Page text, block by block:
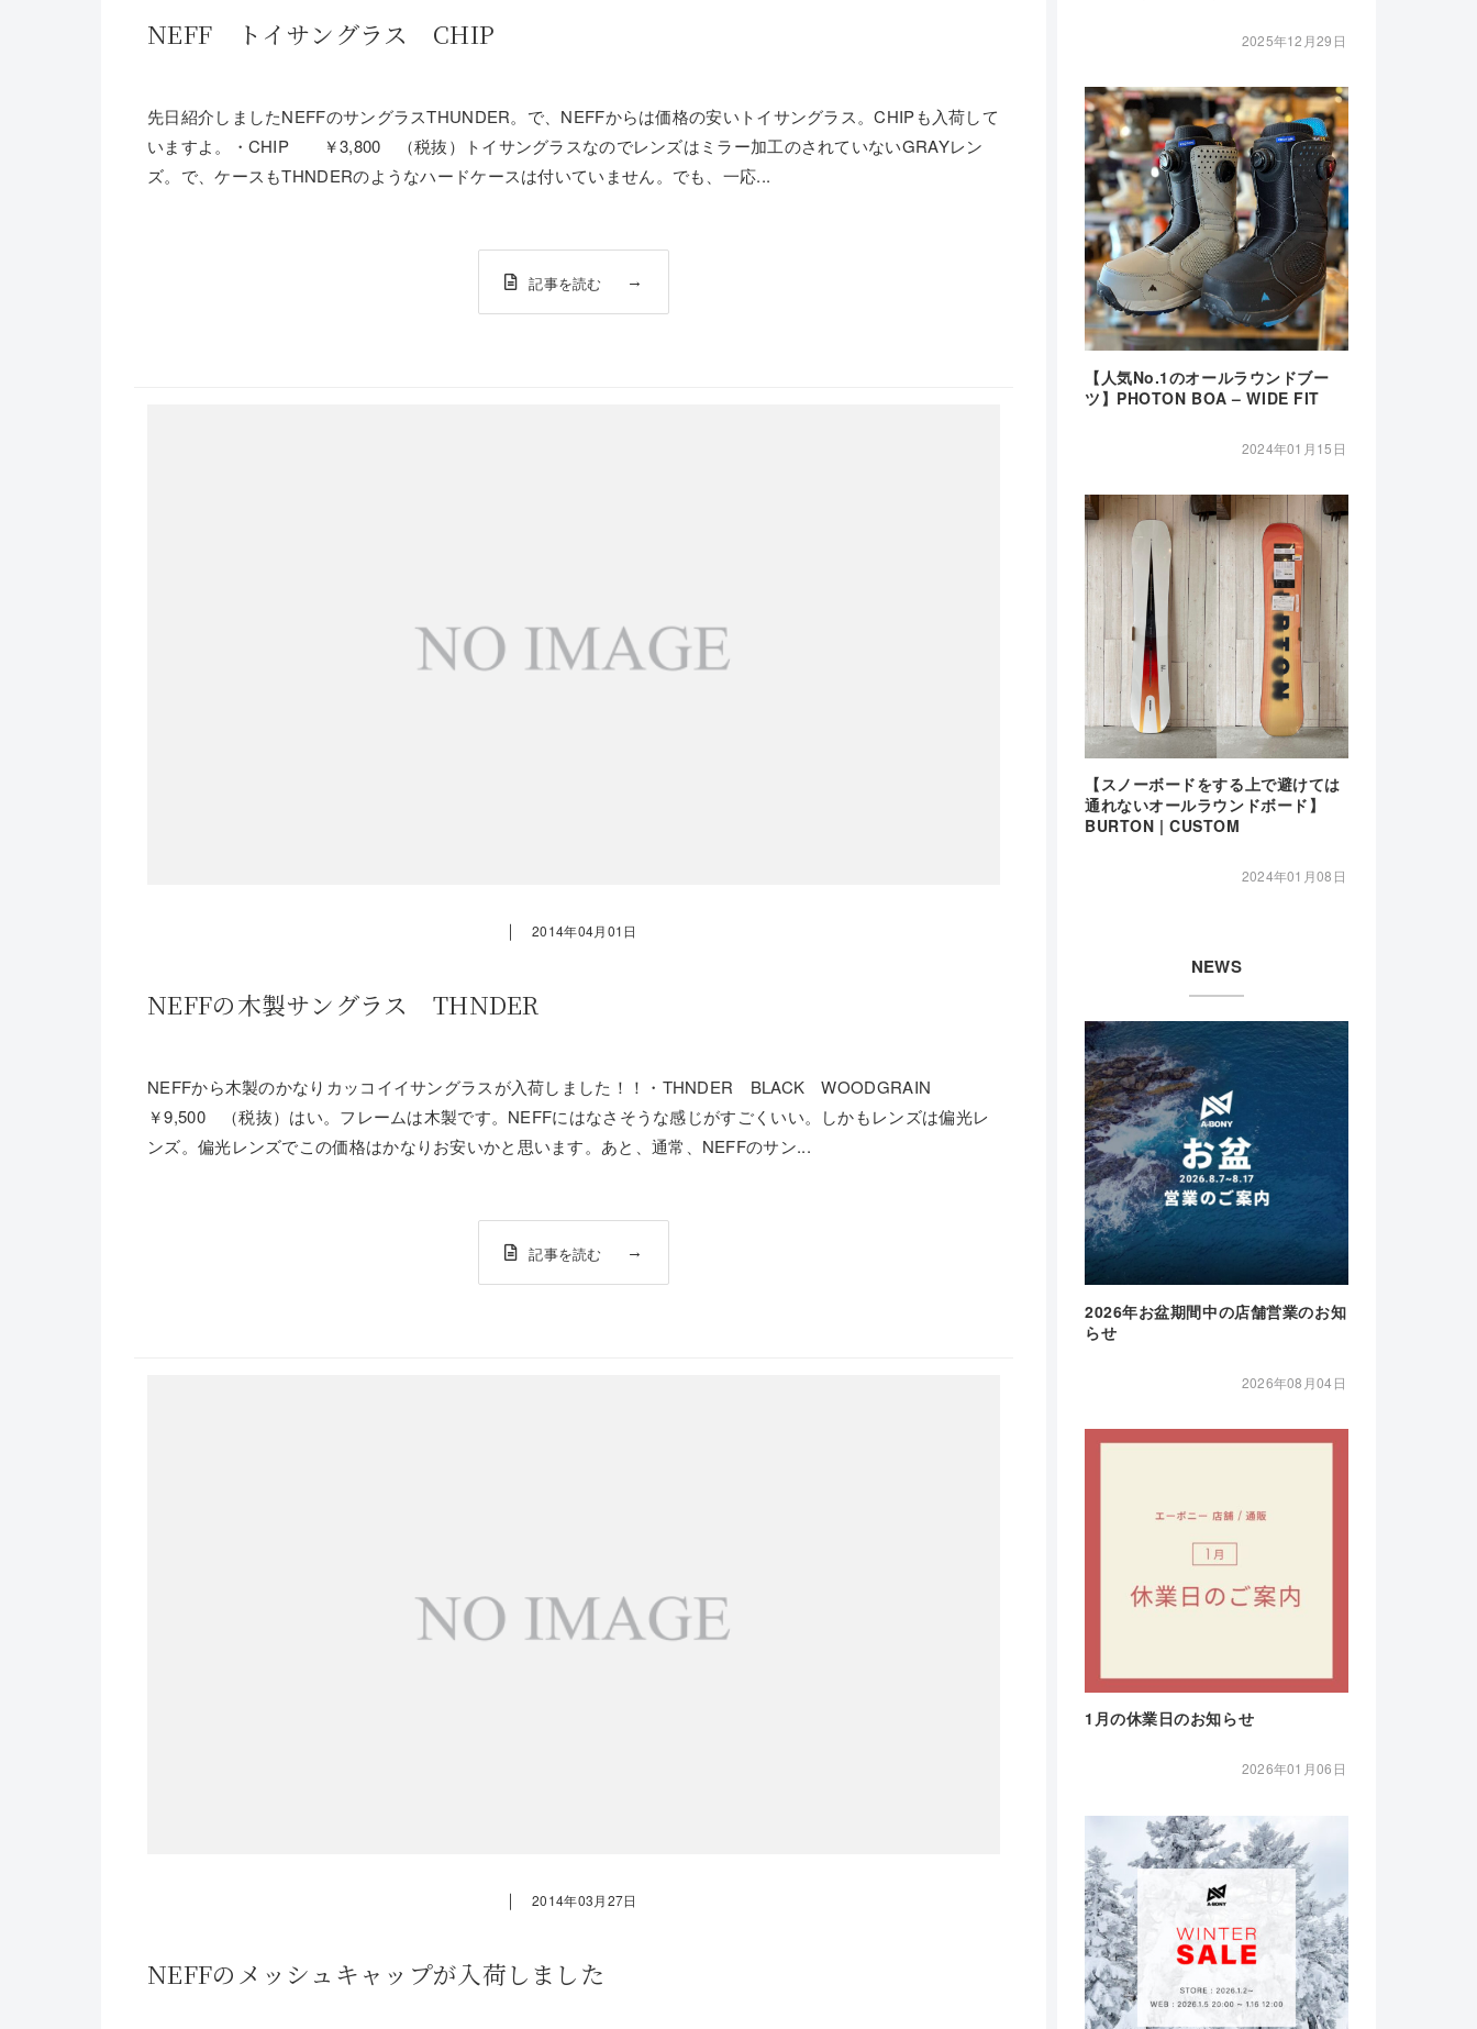
NEFF トイサングラス CHIP
先日紹介しましたNEFFのサングラスTHUNDER。で、NEFFからは価格の安いトイサングラス。CHIPも入荷して
いますよ。・CHIP ￥3,800 （税抜）トイサングラスなのでレンズはミラー加工のされていないGRAYレン
ズ。で、ケースもTHNDERのようなハードケースは付いていません。でも、一応...
記事を読む
｜ 2014年04月01日
NEFFの木製サングラス THNDER
NEFFから木製のかなりカッコイイサングラスが入荷しました！！・THNDER BLACK WOODGRAIN
￥9,500 （税抜）はい。フレームは木製です。NEFFにはなさそうな感じがすごくいい。しかもレンズは偏光レ
ンズ。偏光レンズでこの価格はかなりお安いかと思います。あと、通常、NEFFのサン...
記事を読む
｜ 2014年03月27日
NEFFのメッシュキャップが入荷しました
2025年12月29日
【人気No.1のオールラウンドブー
ツ】PHOTON BOA – WIDE FIT
2024年01月15日
【スノーボードをする上で避けては
通れないオールラウンドボード】
BURTON | CUSTOM
2024年01月08日
NEWS
2026年お盆期間中の店舗営業のお知
らせ
2026年08月04日
1月の休業日のお知らせ
2026年01月06日